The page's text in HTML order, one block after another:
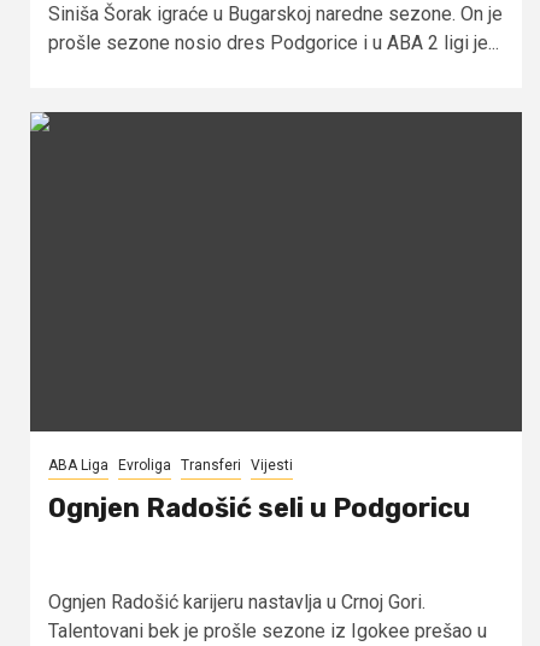
Siniša Šorak igraće u Bugarskoj naredne sezone. On je
prošle sezone nosio dres Podgorice i u ABA 2 ligi je...
ABA Liga Evroliga Transferi Vijesti
Ognjen Radošić seli u Podgoricu
Ognjen Radošić karijeru nastavlja u Crnoj Gori.
Talentovani bek je prošle sezone iz Igokee prešao u